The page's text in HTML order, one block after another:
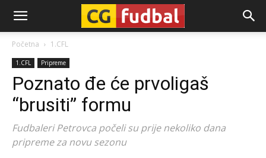
CG-
Fudbal
Početna 1.CFL
1.CFL Pripreme
Poznato đe će prvoligaš
“brusiti” formu
Fudbaleri Petrovca počeli su prije nekoliko dana
pripreme za novu sezonu